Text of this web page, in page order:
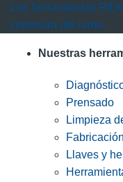
Las herramientas
cobertura del ramo.
Nuestras
Prensado
Limpieza
Llaves y